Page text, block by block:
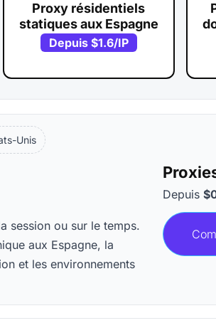
Proxy résidentiels
statiques aux Espagne
Depuis $1.6/IP
Unis
session ou sur le temps.
aux Espagne, la
et les environnements
Depuis